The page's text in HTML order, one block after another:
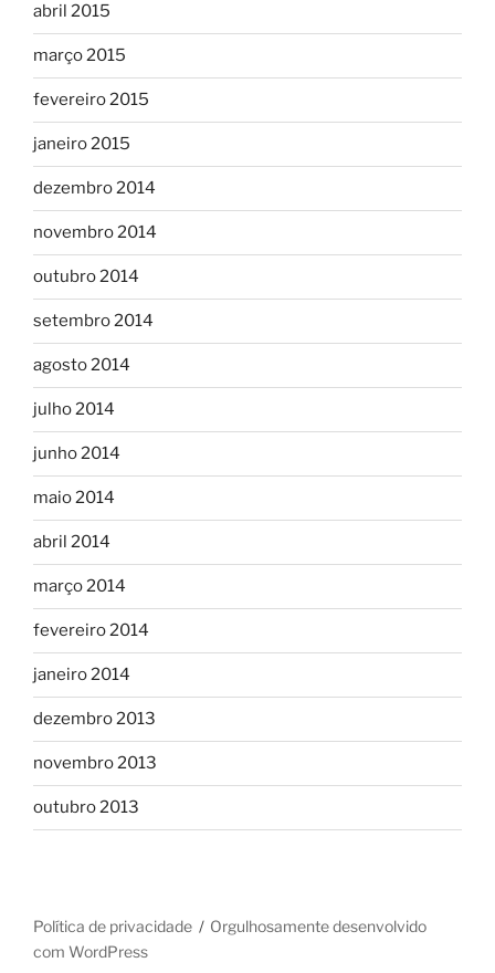
abril 2015
março 2015
fevereiro 2015
janeiro 2015
dezembro 2014
novembro 2014
outubro 2014
setembro 2014
agosto 2014
julho 2014
junho 2014
maio 2014
abril 2014
março 2014
fevereiro 2014
janeiro 2014
dezembro 2013
novembro 2013
outubro 2013
Política de privacidade
Orgulhosamente desenvolvido
com WordPress